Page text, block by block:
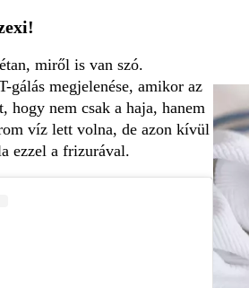
miről is van szó.
gálás megjelenése, amikor az
hogy nem csak a haja, hanem
víz lett volna, de azon kívül
ezzel a frizurával.